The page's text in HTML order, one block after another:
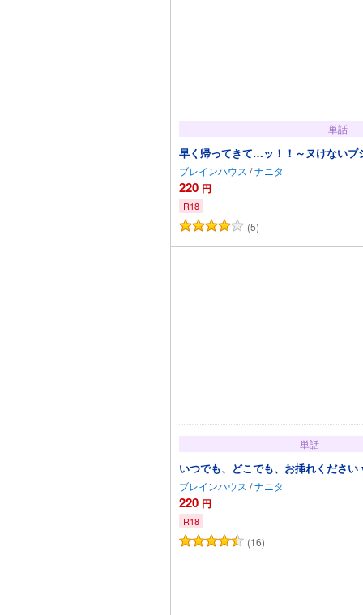
単話
早く帰ってきて…ッ！！～ヌけないブ
ブレインハウス /ナニタ
220 円
R18
(5)
単話
いつでも、どこでも、お挿れくださ
ブレインハウス /ナニタ
220 円
R18
(16)